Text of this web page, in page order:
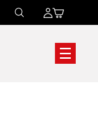
Rechercher